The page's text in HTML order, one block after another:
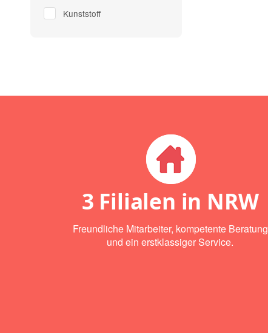
Kunststoff
3 Filialen in NRW
Freundliche Mitarbeiter, kompetente Beratung
und ein erstklassiger Service.